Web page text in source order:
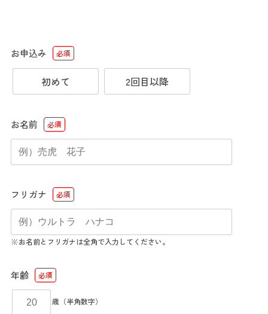
必須
お申込み
初めて 2回目以降
必須
お名前
必須
フリガナ
※お名前とフリガナは全角で入力してください。
年齢 必須
歳（半角数字）